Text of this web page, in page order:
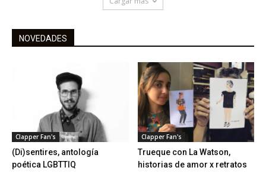
NOVEDADES
Clapper Fan's
(Di)sentires, antología
poética LGBTTIQ
Clapper Fan's
Trueque con La Watson,
historias de amor x retratos